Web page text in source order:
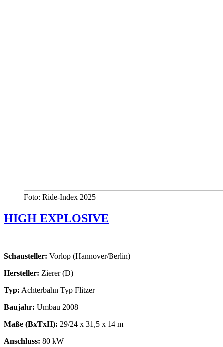
Foto: Ride-Index 2025
HIGH EXPLOSIVE
Schausteller: Vorlop (Hannover/Berlin)
Hersteller: Zierer (D)
Typ: Achterbahn Typ Flitzer
Baujahr: Umbau 2008
Maße (BxTxH): 29/24 x 31,5 x 14 m
Anschluss: 80 kW